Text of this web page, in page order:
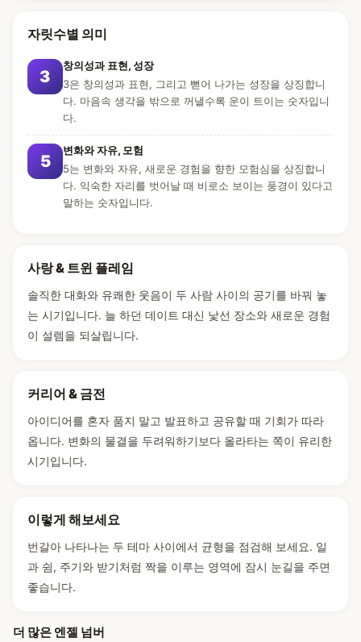
자릿수별 의미
3
창의성과 표현, 성장
3은 창의성과 표현, 그리고 뻗어 나가는 성장을 상징합니
다. 마음속 생각을 밖으로 꺼낼수록 운이 트이는 숫자입니
다.
5
변화와 자유, 모험
5는 변화와 자유, 새로운 경험을 향한 모험심을 상징합니
다. 익숙한 자리를 벗어날 때 비로소 보이는 풍경이 있다고
말하는 숫자입니다.
사랑 & 트윈 플레임
솔직한 대화와 유쾌한 웃음이 두 사람 사이의 공기를 바꿔 놓
는 시기입니다. 늘 하던 데이트 대신 낯선 장소와 새로운 경험
이 설렘을 되살립니다.
커리어 & 금전
아이디어를 혼자 품지 말고 발표하고 공유할 때 기회가 따라
옵니다. 변화의 물결을 두려워하기보다 올라타는 쪽이 유리한
시기입니다.
이렇게 해보세요
번갈아 나타나는 두 테마 사이에서 균형을 점검해 보세요. 일
과 쉼, 주기와 받기처럼 짝을 이루는 영역에 잠시 눈길을 주면
좋습니다.
더 많은 엔젤 넘버